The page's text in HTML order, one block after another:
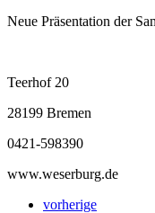
Neue Präsentation der
Teerhof 20
28199 Bremen
0421-598390
www.weserburg.de
vorherige